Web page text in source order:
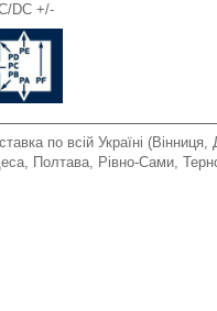
DC +/-
по всій Україні
Полтава, Рівно-